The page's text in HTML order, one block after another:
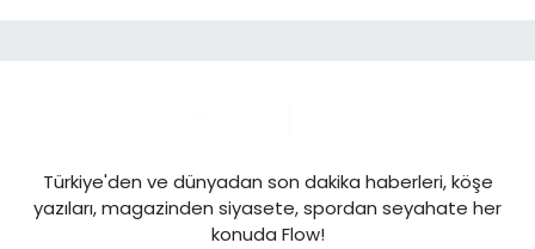
Türkiye'den ve dünyadan son dakika haberleri, köşe
yazıları, magazinden siyasete, spordan seyahate her
konuda Flow!